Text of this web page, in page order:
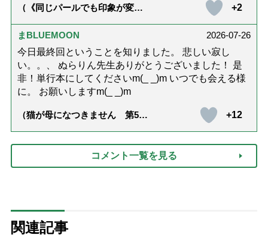
（《同じパールでも印象が変
の夏ネックレス」上品＆涼しげ
に見せる4つの法則）
+2
まBLUEMOON
2026-07-26
今日最終回ということを知りました。 悲しい寂し
い。。、 ぬらりん先生ありがとうございました！ 是
非！単行本にしてくださいm(_ _)m いつでも会える様
に。 お願いしますm(_ _)m
（猫が母になつきません 第500
+12
コメント一覧を見る
関連記事